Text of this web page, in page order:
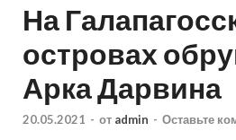
На
островах
Арка Дарвина
20.05.2021 - от admin - Оставьте